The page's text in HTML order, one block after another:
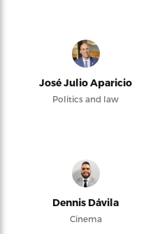
José Julio Aparicio
Politics and law
Dennis Dávila
Cinema